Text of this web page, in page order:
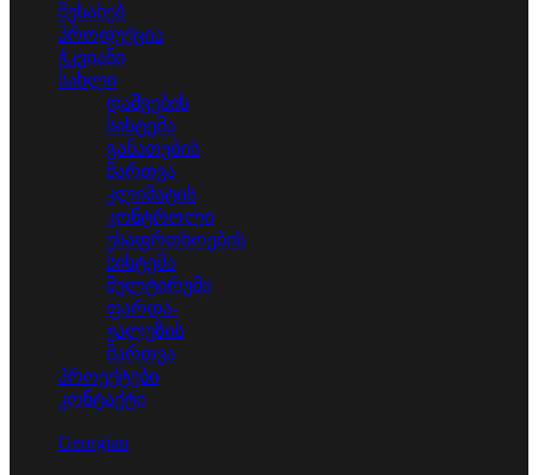
შესახებ
პროდუქცია
ჭკვიანი
სახლი
დაშვების
სისტემა
განათების
მართვა
კლიმატის
კონტროლი
უსაფრთხოების
სისტემა
მულტირუმი
ფარდა-
ჟალუზის
მართვა
პროექტები
კონტაქტი
Georgian